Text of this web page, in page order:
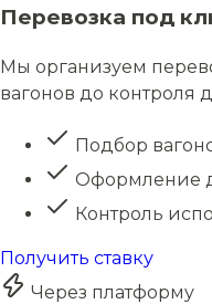
Перевозка под
Мы организуем
вагонов до контроля
Подбор
Оформление
Контроль
Получить ставку
Через платформу